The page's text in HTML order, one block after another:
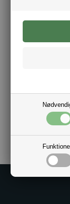
10021812